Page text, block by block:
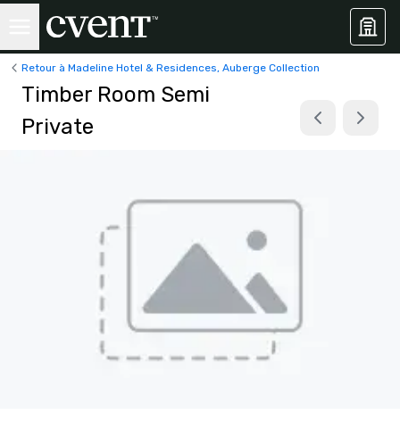
Retour à Madeline Hotel & Residences, Auberge Collection
Timber Room Semi
Private